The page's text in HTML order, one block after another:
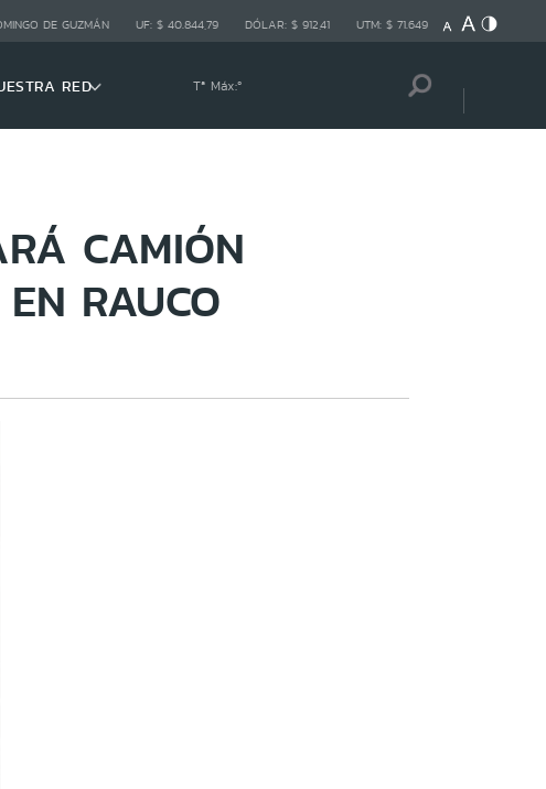
DE GUZMÁN UF: $ 40.844,79 DÓLAR: $ 912,41 UTM: $ 71.649
RED Tª Máx:º
CAMIÓN
RAUCO